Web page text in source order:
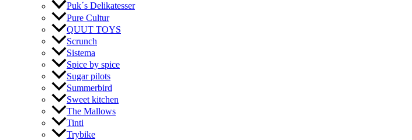
Puk´s Delikatesser
Pure Cultur
QUUT TOYS
Scrunch
Sistema
Spice by spice
Sugar pilots
Summerbird
Sweet kitchen
The Mallows
Tinti
Trybike